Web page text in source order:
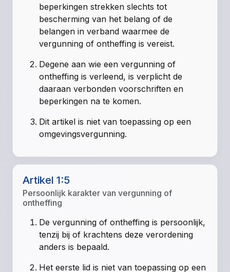
beperkingen strekken slechts tot
bescherming van het belang of de
belangen in verband waarmee de
vergunning of ontheffing is vereist.
Degene aan wie een vergunning of
ontheffing is verleend, is verplicht de
daaraan verbonden voorschriften en
beperkingen na te komen.
Dit artikel is niet van toepassing op een
omgevingsvergunning.
Artikel 1:5
Persoonlijk karakter van vergunning of
ontheffing
De vergunning of ontheffing is persoonlijk,
tenzij bij of krachtens deze verordening
anders is bepaald.
Het eerste lid is niet van toepassing op een